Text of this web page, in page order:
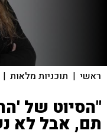
ראשי | תוכניות מלאות |
"הסיוט של
תם, אבל לא